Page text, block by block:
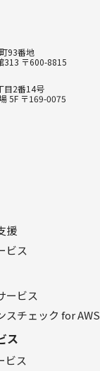
93番地
313 〒600-8815
目2番14号
5F 〒169-0075
援
ビス
ービス
スチェック for AWS
ス
ビス